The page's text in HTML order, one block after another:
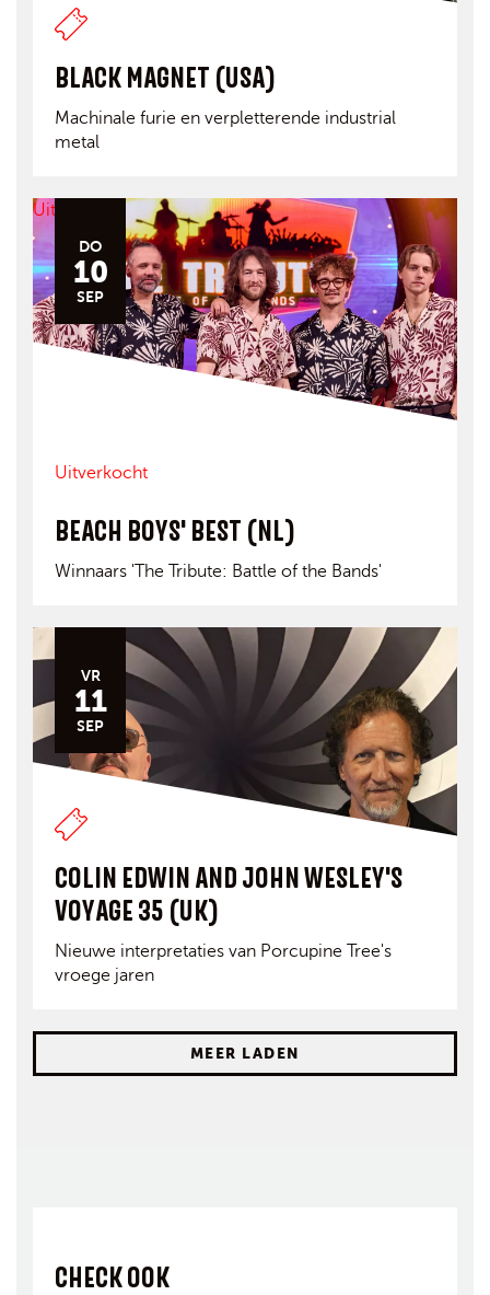
BLACK MAGNET (USA)
Machinale furie en verpletterende industrial
metal
DO
10
SEP
Uitverkocht
Uitverkocht
BEACH BOYS' BEST (NL)
Winnaars 'The Tribute: Battle of the Bands'
VR
11
SEP
COLIN EDWIN AND JOHN WESLEY'S
VOYAGE 35 (UK)
Nieuwe interpretaties van Porcupine Tree's
vroege jaren
MEER LADEN
CHECK OOK